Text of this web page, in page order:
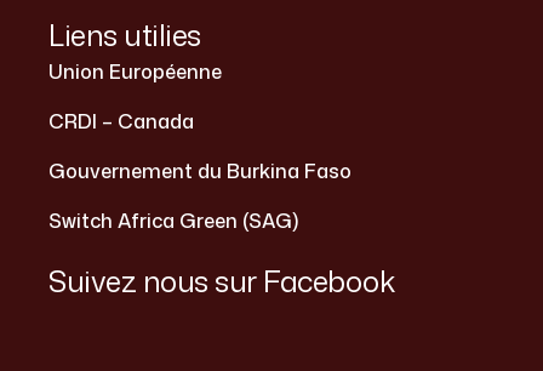
Liens utilies
Union Européenne
CRDI – Canada
Gouvernement du Burkina Faso
Switch Africa Green (SAG)
Suivez nous sur Facebook